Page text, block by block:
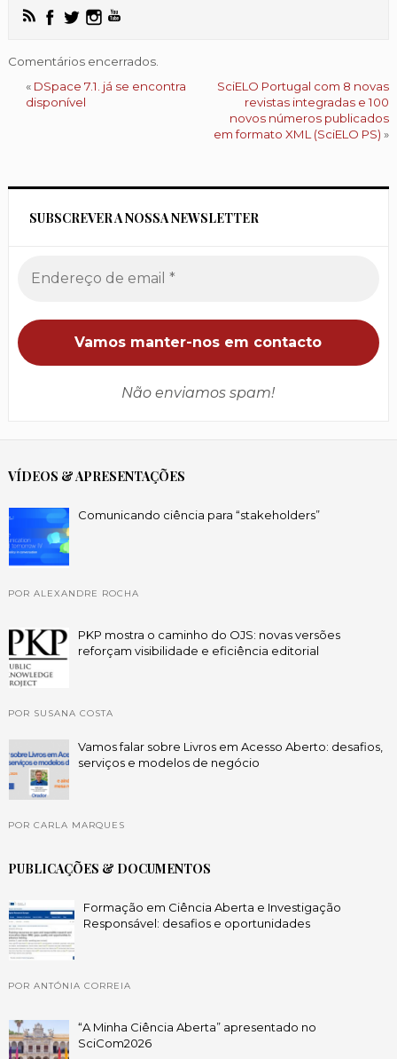
Comentários encerrados.
« DSpace 7.1. já se encontra
disponível
SciELO Portugal com 8 novas
revistas integradas e 100
novos números publicados
em formato XML (SciELO PS) »
SUBSCREVER A NOSSA NEWSLETTER
Não enviamos spam!
VÍDEOS & APRESENTAÇÕES
Comunicando ciência para “stakeholders”
POR ALEXANDRE ROCHA
PKP mostra o caminho do OJS: novas versões
reforçam visibilidade e eficiência editorial
POR SUSANA COSTA
Vamos falar sobre Livros em Acesso Aberto: desafios,
serviços e modelos de negócio
POR CARLA MARQUES
PUBLICAÇÕES & DOCUMENTOS
Formação em Ciência Aberta e Investigação
Responsável: desafios e oportunidades
POR ANTÓNIA CORREIA
“A Minha Ciência Aberta” apresentado no
SciCom2026